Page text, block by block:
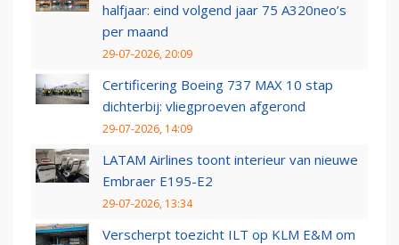
halfjaar: eind volgend jaar 75 A320neo’s
per maand
29-07-2026, 20:09
Certificering Boeing 737 MAX 10 stap
dichterbij: vliegproeven afgerond
29-07-2026, 14:09
LATAM Airlines toont interieur van nieuwe
Embraer E195-E2
29-07-2026, 13:34
Verscherpt toezicht ILT op KLM E&M om